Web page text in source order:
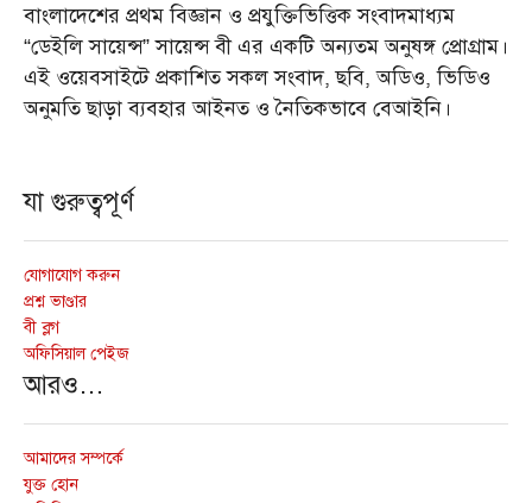
বাংলাদেশের প্রথম বিজ্ঞান ও প্রযুক্তিভিত্তিক সংবাদমাধ্যম
“ডেইলি সায়েন্স” সায়েন্স বী এর একটি অন্যতম অনুষঙ্গ প্রোগ্রাম।
এই ওয়েবসাইটে প্রকাশিত সকল সংবাদ, ছবি, অডিও, ভিডিও
অনুমতি ছাড়া ব্যবহার আইনত ও নৈতিকভাবে বেআইনি।
যা গুরুত্বপূর্ণ
যোগাযোগ করুন
প্রশ্ন ভাণ্ডার
বী ব্লগ
অফিসিয়াল পেইজ
আরও…
আমাদের সম্পর্কে
যুক্ত হোন